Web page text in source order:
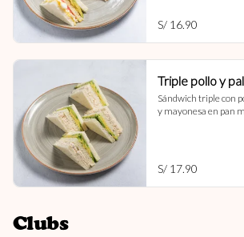
S/ 16.90
Triple pollo y
Sándwich triple con
y mayonesa en pan
S/ 17.90
Clubs